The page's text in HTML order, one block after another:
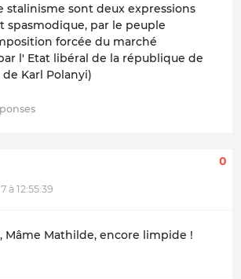
stalinisme sont deux expressions
spasmodique, par le peuple
forcée du marché
l' Etat libéral de la république de
Karl Polanyi)
à 12:55:39
0
Mâme Mathilde, encore limpide !